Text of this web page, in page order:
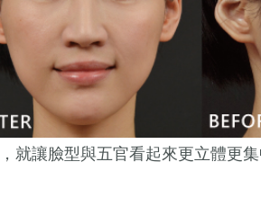
就讓臉型與五官看起來更立體更